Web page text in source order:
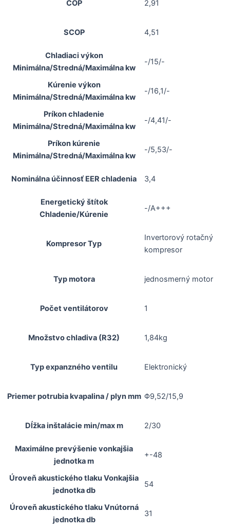
COP 2,91
SCOP 4,51
Chladiaci výkon
Minimálna/Stredná/Maximálna kw
-/15/-
Kúrenie výkon
Minimálna/Stredná/Maximálna kw
-/16,1/-
Príkon chladenie
Minimálna/Stredná/Maximálna kw
-/4,41/-
Príkon kúrenie
Minimálna/Stredná/Maximálna kw
-/5,53/-
Nominálna účinnosť EER chladenia 3,4
Energetický štítok
Chladenie/Kúrenie
-/A+++
Kompresor Typ
Invertorový rotačný
kompresor
Typ motora jednosmerný motor
Počet ventilátorov 1
Množstvo chladiva (R32) 1,84kg
Typ expanzného ventilu Elektronický
Priemer potrubia kvapalina / plyn mm Φ9,52/15,9
Dĺžka inštalácie min/max m 2/30
Maximálne prevýšenie vonkajšia
jednotka m
+-48
Úroveň akustického tlaku Vonkajšia
jednotka db
54
Úroveň akustického tlaku Vnútorná
jednotka db
31